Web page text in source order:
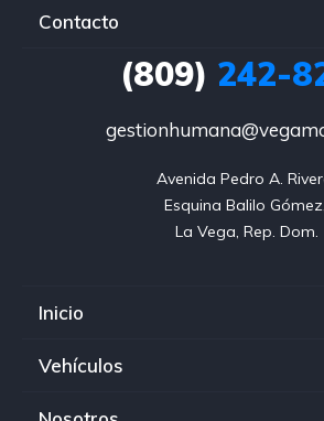
Contacto
(809) 242-
Avenida Pedro A.
Esquina Balilo Gómez,
La Vega, Rep. Dom.
Inicio
Vehículos